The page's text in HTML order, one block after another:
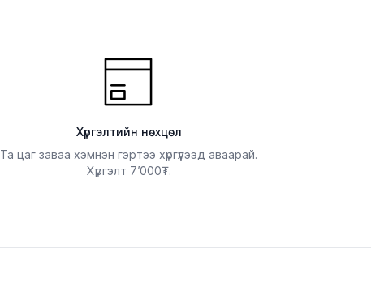
Хүргэлтийн нөхцөл
Та цаг заваа хэмнэн гэртээ хүргүүлээд аваарай.
Хүргэлт 7’000 .